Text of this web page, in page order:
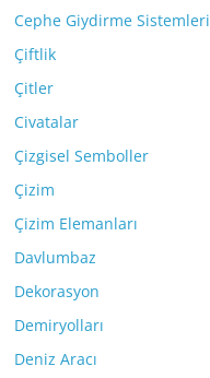
Cephe Giydirme Sistemleri
Çiftlik
Çitler
Civatalar
Çizgisel Semboller
Çizim
Çizim Elemanları
Davlumbaz
Dekorasyon
Demiryolları
Deniz Aracı